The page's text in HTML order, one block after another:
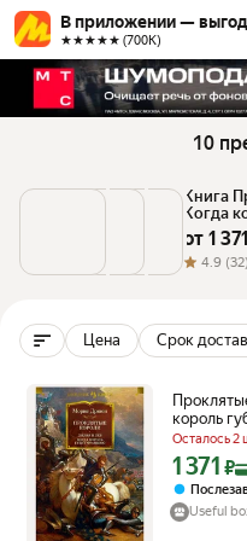
В приложении —
★★★★★ (700К)
10
Книга
Когда
от 1 371
4.9
Цена Срок
король
Осталось 2
Цена с
1 371 ₽
Useful